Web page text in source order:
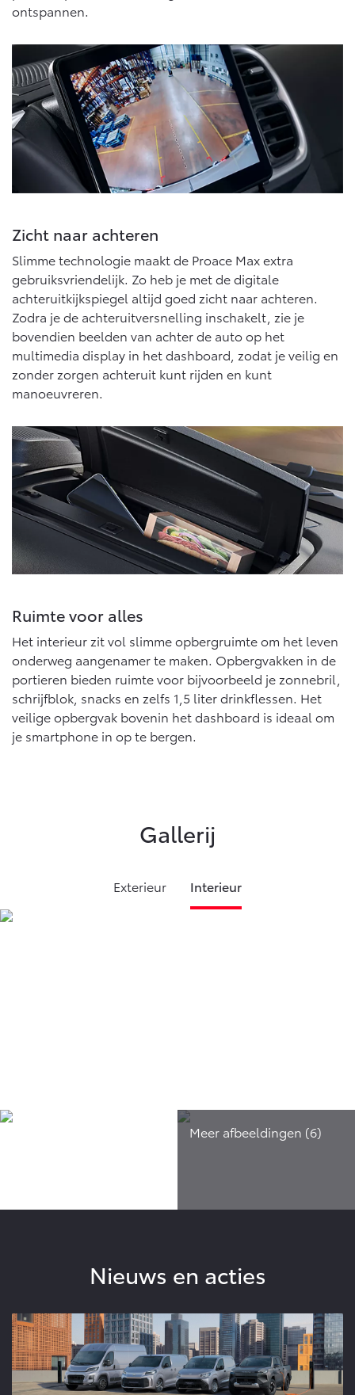
ontspannen.
Zicht naar achteren
Slimme technologie maakt de Proace Max extra
gebruiksvriendelijk. Zo heb je met de digitale
achteruitkijkspiegel altijd goed zicht naar achteren.
Zodra je de achteruitversnelling inschakelt, zie je
bovendien beelden van achter de auto op het
multimedia display in het dashboard, zodat je veilig en
zonder zorgen achteruit kunt rijden en kunt
manoeuvreren.
Ruimte voor alles
Het interieur zit vol slimme opbergruimte om het leven
onderweg aangenamer te maken. Opbergvakken in de
portieren bieden ruimte voor bijvoorbeeld je zonnebril,
schrijfblok, snacks en zelfs 1,5 liter drinkflessen. Het
veilige opbergvak bovenin het dashboard is ideaal om
je smartphone in op te bergen.
Gallerij
Exterieur Interieur
Nieuws en acties